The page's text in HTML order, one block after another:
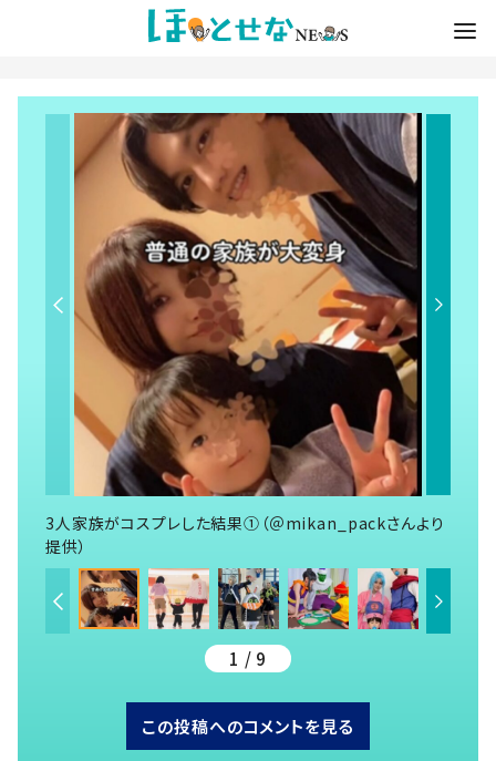
3人家族がコスプレした結果①（＠mikan_packさんより
提供）
1 / 9
この投稿へのコメントを見る